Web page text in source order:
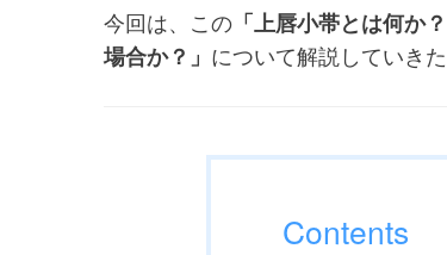
今回は、この 「上唇小帯とは何か
場合か？」 について解説していき
Contents